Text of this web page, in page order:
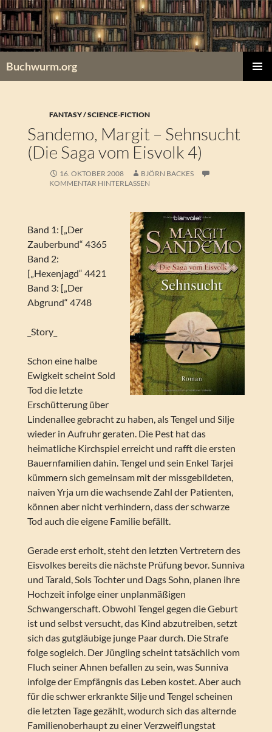
Zum
Inhalt
springen
Buchwurm.org
FANTASY / SCIENCE-FICTION
Sandemo, Margit – Sehnsucht
(Die Saga vom Eisvolk 4)
16. OKTOBER 2008
BJÖRN BACKES
KOMMENTAR HINTERLASSEN
Band 1: [„Der
Zauberbund“ 4365
Band 2:
[„Hexenjagd“ 4421
Band 3: [„Der
Abgrund“ 4748
_Story_
Schon eine halbe
Ewigkeit scheint Sold
Tod die letzte
Erschütterung über
Lindenallee gebracht zu haben, als Tengel und Silje
wieder in Aufruhr geraten. Die Pest hat das
heimatliche Kirchspiel erreicht und rafft die ersten
Bauernfamilien dahin. Tengel und sein Enkel Tarjei
kümmern sich gemeinsam mit der missgebildeten,
naiven Yrja um die wachsende Zahl der Patienten,
können aber nicht verhindern, dass der schwarze
Tod auch die eigene Familie befällt.
Gerade erst erholt, steht den letzten Vertretern des
Eisvolkes bereits die nächste Prüfung bevor. Sunniva
und Tarald, Sols Tochter und Dags Sohn, planen ihre
Hochzeit infolge einer unplanmäßigen
Schwangerschaft. Obwohl Tengel gegen die Geburt
ist und selbst versucht, das Kind abzutreiben, setzt
sich das gutgläubige junge Paar durch. Die Strafe
folge sogleich. Der Jüngling scheint tatsächlich vom
Fluch seiner Ahnen befallen zu sein, was Sunniva
infolge der Empfängnis das Leben kostet. Aber auch
für die schwer erkrankte Silje und Tengel scheinen
die letzten Tage gezählt, wodurch sich das alternde
Familienoberhaupt zu einer Verzweiflungstat